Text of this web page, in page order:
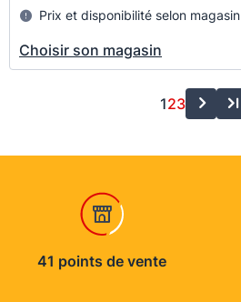
Prix et disponibilité selon magasin
Choisir son magasin
123
41 points de vente